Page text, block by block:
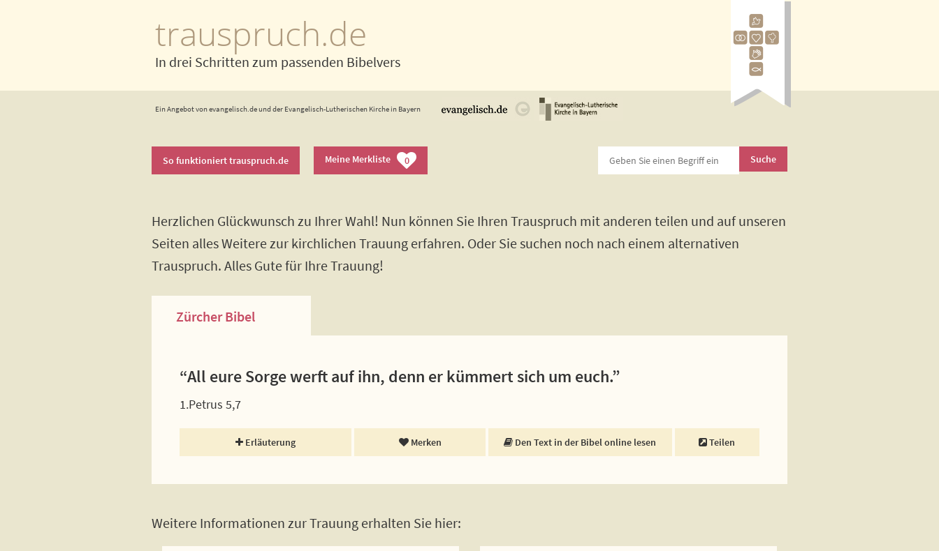
trauspruch.de
In drei Schritten zum passenden Bibelvers
Ein Angebot von evangelisch.de und der Evangelisch-Lutherischen Kirche in Bayern
So funktioniert trauspruch.de Meine Merkliste 0
Herzlichen Glückwunsch zu Ihrer Wahl! Nun können Sie Ihren Trauspruch mit anderen teilen und auf unseren
Seiten alles Weitere zur kirchlichen Trauung erfahren. Oder Sie suchen noch nach einem alternativen
Trauspruch. Alles Gute für Ihre Trauung!
Zürcher Bibel
“All eure Sorge werft auf ihn, denn er kümmert sich um euch.”
1.Petrus 5,7
Erläuterung Merken Den Text in der Bibel online lesen Teilen
Weitere Informationen zur Trauung erhalten Sie hier: